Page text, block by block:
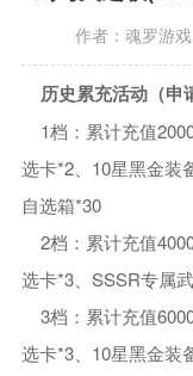
作者： 魂罗游戏
历史累充活动（申
1档：累计充值
选卡*2、10星黑金装
自选箱*30
2档：累计充值
选卡*3、SSSR专属
3档：累计充值
选卡*3、10星黑金装